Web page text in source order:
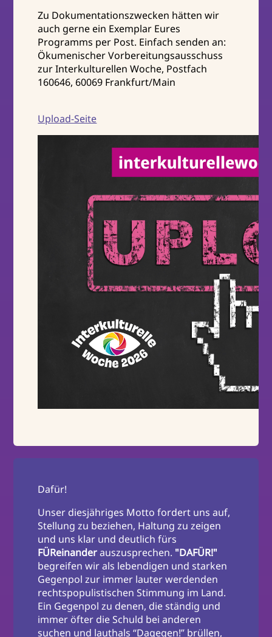
Zu Dokumentationszwecken hätten wir
auch gerne ein Exemplar Eures
Programms per Post. Einfach senden an:
Ökumenischer Vorbereitungsausschuss
zur Interkulturellen Woche, Postfach
160646, 60069 Frankfurt/Main
Upload-Seite
Dafür!
Unser diesjähriges Motto fordert uns auf,
Stellung zu beziehen, Haltung zu zeigen
und uns klar und deutlich fürs
FÜReinanderauszusprechen. "DAFÜR!"
begreifen wir als lebendigen und starken
Gegenpol zur immer lauter werdenden
rechtspopulistischen Stimmung im Land.
Ein Gegenpol zu denen, die ständig und
immer öfter die Schuld bei anderen
suchen und lauthals “Dagegen!” brüllen,